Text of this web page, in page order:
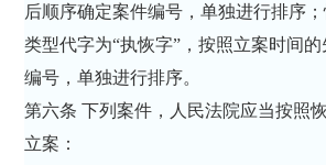
后顺序确定案件编号，单独进行排序
类型代字为“执恢字”，按照立案时间
编号，单独进行排序。
第六条 下列案件，人民法院应当按照
立案：